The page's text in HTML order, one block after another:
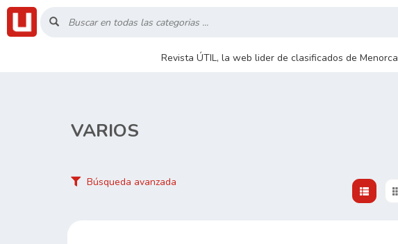
Revista ÚTIL, la web lider de clasificados de Menorca
Inicio
Buscar
VARIOS
Búsqueda avanzada